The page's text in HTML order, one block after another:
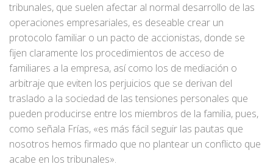
tribunales, que suelen afectar al normal desarrollo de las
operaciones empresariales, es deseable crear un
protocolo familiar o un pacto de accionistas, donde se
fijen claramente los procedimientos de acceso de
familiares a la empresa, así como los de mediación o
arbitraje que eviten los perjuicios que se derivan del
traslado a la sociedad de las tensiones personales que
pueden producirse entre los miembros de la familia, pues,
como señala Frías, «es más fácil seguir las pautas que
nosotros hemos firmado que no plantear un conflicto que
acabe en los tribunales».